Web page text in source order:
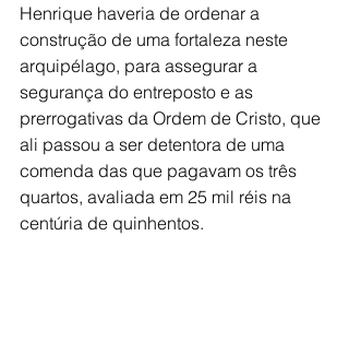
Henrique haveria de ordenar a
construção de uma fortaleza neste
arquipélago, para assegurar a
segurança do entreposto e as
prerrogativas da Ordem de Cristo, que
ali passou a ser detentora de uma
comenda das que pagavam os três
quartos, avaliada em 25 mil réis na
centúria de quinhentos.